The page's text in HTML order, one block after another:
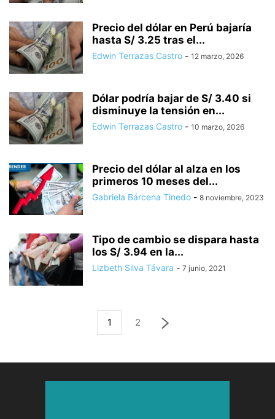
Precio del dólar en Perú bajaría
hasta S/ 3.25 tras el...
Edwin Terrazas Castro - 12 marzo, 2026
Dólar podría bajar de S/ 3.40 si
disminuye la tensión en...
Edwin Terrazas Castro - 10 marzo, 2026
Precio del dólar al alza en los
primeros 10 meses del...
Gabriela Bárcena Tinedo - 8 noviembre, 2023
Tipo de cambio se dispara hasta
los S/ 3.94 en la...
Lizbeth Silva Távara - 7 junio, 2021
1 2